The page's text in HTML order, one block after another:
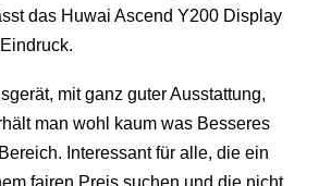
das Huwai Ascend Y200 Display
mit ganz guter Ausstattung,
man wohl kaum was Besseres
Interessant für alle, die ein
fairen Preis suchen und die nicht